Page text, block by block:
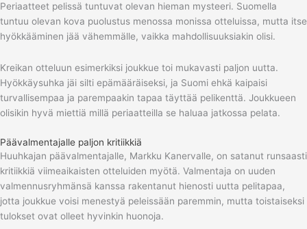
Periaatteet pelissä tuntuvat olevan hieman mysteeri. Suomella
tuntuu olevan kova puolustus menossa monissa otteluissa, mutta itse
hyökkääminen jää vähemmälle, vaikka mahdollisuuksiakin olisi.
Kreikan otteluun esimerkiksi joukkue toi mukavasti paljon uutta.
Hyökkäysuhka jäi silti epämääräiseksi, ja Suomi ehkä kaipaisi
turvallisempaa ja parempaakin tapaa täyttää pelikenttä. Joukkueen
olisikin hyvä miettiä millä periaatteilla se haluaa jatkossa pelata.
Päävalmentajalle paljon kritiikkiä
Huuhkajan päävalmentajalle, Markku Kanervalle, on satanut runsaasti
kritiikkiä viimeaikaisten otteluiden myötä. Valmentaja on uuden
valmennusryhmänsä kanssa rakentanut hienosti uutta pelitapaa,
jotta joukkue voisi menestyä peleissään paremmin, mutta toistaiseksi
tulokset ovat olleet hyvinkin huonoja.